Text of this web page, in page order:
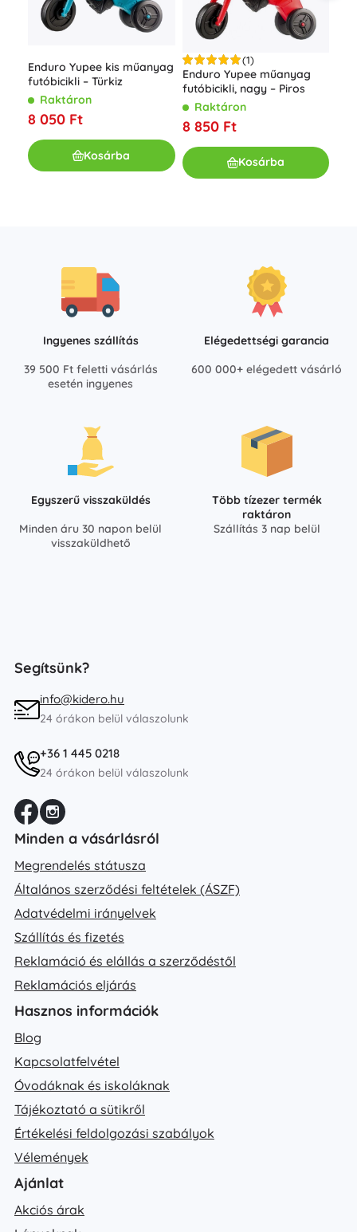
Enduro Yupee kis műanyag
futóbicikli – Türkiz
Raktáron
8 050 Ft
Kosárba
(1)
Enduro Yupee műanyag
futóbicikli, nagy – Piros
Raktáron
8 850 Ft
Kosárba
Ingyenes szállítás
39 500 Ft feletti vásárlás
esetén ingyenes
Elégedettségi garancia
600 000+ elégedett vásárló
Egyszerű visszaküldés
Minden áru 30 napon belül
visszaküldhető
Több tízezer termék
raktáron
Szállítás 3 nap belül
Segítsünk?
info@kidero.hu
24 órákon belül válaszolunk
+36 1 445 0218
24 órákon belül válaszolunk
Minden a vásárlásról
Megrendelés státusza
Általános szerződési feltételek (ÁSZF)
Adatvédelmi irányelvek
Szállítás és fizetés
Reklamáció és elállás a szerződéstől
Reklamációs eljárás
Hasznos információk
Blog
Kapcsolatfelvétel
Óvodáknak és iskoláknak
Tájékoztató a sütikről
Értékelési feldolgozási szabályok
Vélemények
Ajánlat
Akciós árak